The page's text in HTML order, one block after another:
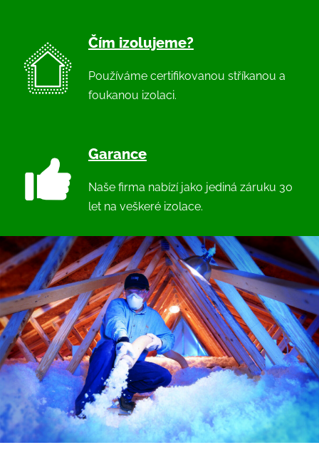
Čím izolujeme?
Používáme certifikovanou stříkanou a
foukanou izolaci.
Garance
Naše firma nabízí jako jediná záruku 30
let na veškeré izolace.